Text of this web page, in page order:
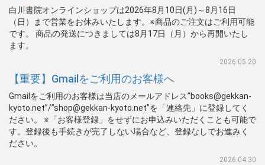
白川書院オンラインショップは2026年8月10日(月)～8月16日
（日）まで営業をお休みいたします。※商品のご注文はご利用可能
です。 商品の発送につきましては8月17日（月）から再開いたし
ます。
2026.05.20
【重要】Gmailをご利用のお客様へ
Gmailをご利用のお客様は当店のメールアドレス”books@gekkan-
kyoto.net”/”shop@gekkan-kyoto.net”を「連絡先」に登録してく
ださい。 ※「お客様登録」をせずにお申込みいただくことも可能で
す。登録後も手続きが完了しない場合など、登録なしでお進みく
ださい。
2026.04.30